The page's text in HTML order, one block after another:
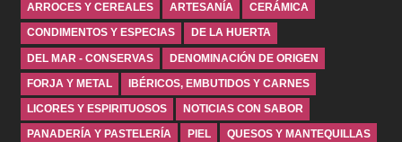
ARROCES Y CEREALES ARTESANÍA CERÁMICA
CONDIMENTOS Y ESPECIAS DE LA HUERTA
DEL MAR - CONSERVAS DENOMINACIÓN DE ORIGEN
FORJA Y METAL IBÉRICOS, EMBUTIDOS Y CARNES
LICORES Y ESPIRITUOSOS NOTICIAS CON SABOR
PANADERÍA Y PASTELERÍA PIEL QUESOS Y MANTEQUILLAS